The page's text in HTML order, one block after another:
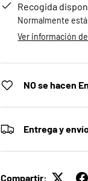
Recogida
Normalmente
Ver información
NO se hacen
Entrega y
Compartir: